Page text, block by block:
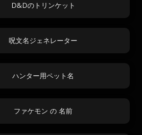
D&Dのトリンケット
呪文名ジェネレーター
ハンター用ペット名
ファケモン の 名前